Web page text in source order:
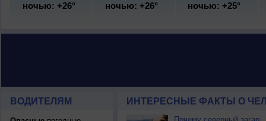
ночью: +26° ночью: +26° ночью: +25°
ВОДИТЕЛЯМ ИНТЕРЕСНЫЕ ФАКТЫ О